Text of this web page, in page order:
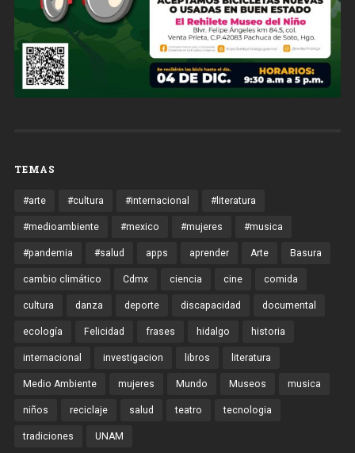
TEMAS
#arte #cultura #internacional #literatura
#medioambiente #mexico #mujeres #musica
#pandemia #salud apps aprender Arte Basura
cambio climático Cdmx ciencia cine comida
cultura danza deporte discapacidad documental
ecología Felicidad frases hidalgo historia
internacional investigacion libros literatura
Medio Ambiente mujeres Mundo Museos musica
niños reciclaje salud teatro tecnologia
tradiciones UNAM